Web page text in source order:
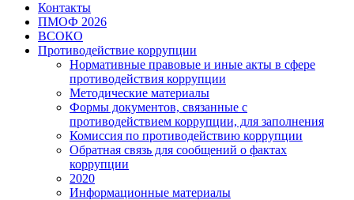
Контакты
ПМОФ 2026
ВСОКО
Противодействие коррупции
Нормативные правовые и иные акты в сфере
противодействия коррупции
Методические материалы
Формы документов, связанные с
противодействием коррупции, для заполнения
Комиссия по противодействию коррупции
Обратная связь для сообщений о фактах
коррупции
2020
Информационные материалы